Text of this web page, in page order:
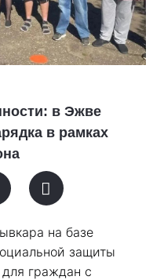
в Эжве
в рамках
на базе
защиты
граждан с